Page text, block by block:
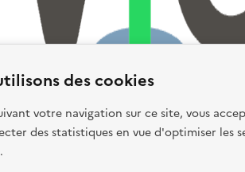
des cookies
votre navigation sur ce site, vous
des statistiques en vue d'optimiser les